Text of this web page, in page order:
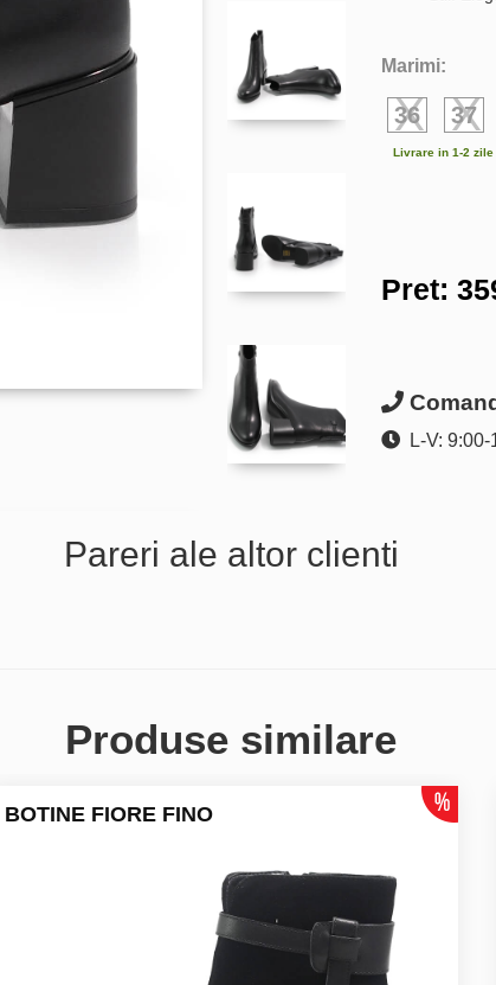
Marimi:
36 37
Livrare in 1-2
Pret:
L-V: 9:00-
Pareri ale altor clienti
Produse similare
BOTINE FIORE FINO